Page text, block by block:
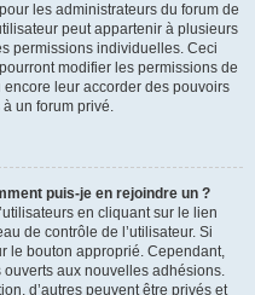
les administrateurs du forum de
peut appartenir à plusieurs
permissions individuelles. Ceci
modifier les permissions de
leur accorder des pouvoirs
un forum privé.
puis-je en rejoindre un ?
en cliquant sur le lien
de contrôle de l’utilisateur. Si
le bouton approprié. Cependant,
ouverts aux nouvelles adhésions.
d’autres peuvent être privés et